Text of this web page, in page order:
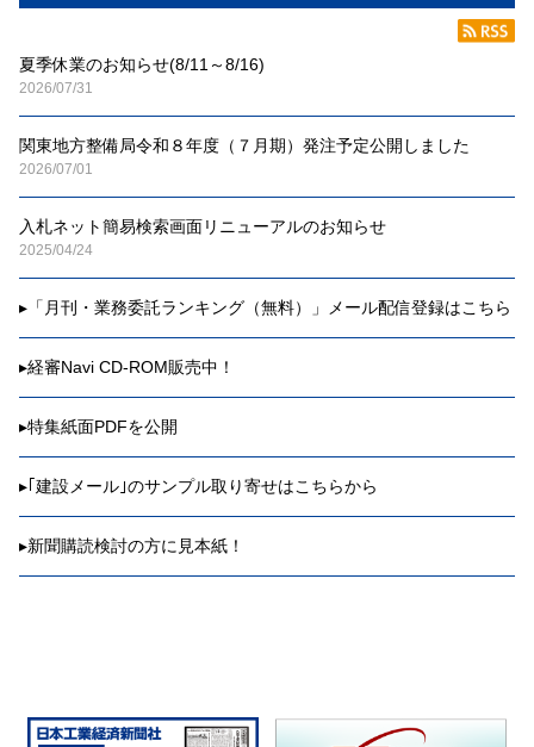
夏季休業のお知らせ(8/11～8/16)
2026/07/31
関東地方整備局令和８年度（７月期）発注予定公開しました
2026/07/01
入札ネット簡易検索画面リニューアルのお知らせ
2025/04/24
▸ 「月刊・業務委託ランキング（無料）」メール配信登録はこちら
▸経審Navi CD-ROM販売中！
▸特集紙面PDFを公開
▸｢建設メール｣のサンプル取り寄せはこちらから
▸新聞購読検討の方に見本紙！